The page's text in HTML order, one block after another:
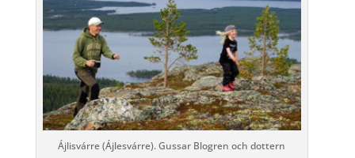
Ájlisvárre (Ájlesvárre). Gussar Blogren och dottern